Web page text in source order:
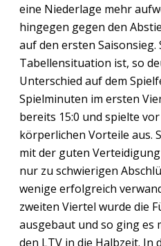
eine Niederlage mehr
hingegen gegen den
auf den ersten Saisonsieg.
Tabellensituation ist, so
Unterschied auf dem
Spielminuten im ersten
bereits 15:0 und spielte
körperlichen Vorteile aus.
mit der guten Verteidigung
nur zu schwierigen
wenige erfolgreich
zweiten Viertel wurde die
ausgebaut und so ging es
den LTV in die Halbzeit. In